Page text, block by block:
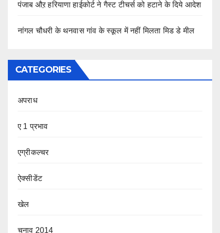
पंजाब औऱ हरियाणा हाईकोर्ट ने गैस्ट टीचर्स को हटाने के दिये आदेश
नांगल चौधरी के थनवास गांव के स्कूल में नहीं मिलता मिड डे मील
CATEGORIES
अपराध
ए 1 प्रभाव
एग्रीकल्चर
ऐक्सीडेंट
खेल
चुनाव 2014